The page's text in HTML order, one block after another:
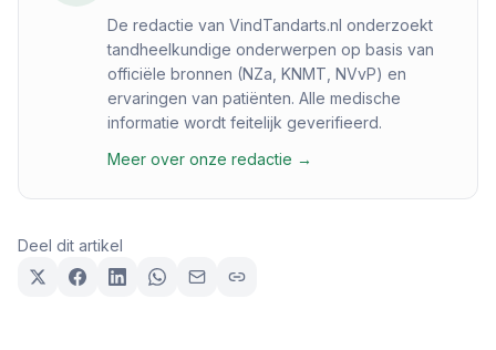
De redactie van VindTandarts.nl onderzoekt
tandheelkundige onderwerpen op basis van
officiële bronnen (NZa, KNMT, NVvP) en
ervaringen van patiënten. Alle medische
informatie wordt feitelijk geverifieerd.
Meer over onze redactie →
Deel dit artikel